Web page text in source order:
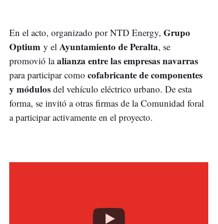
En el acto, organizado por NTD Energy, Grupo
Optium y el Ayuntamiento de Peralta, se
promovió laalianza entre las empresas navarras
para participar como cofabricante de componentes
y módulos del vehículo eléctrico urbano. De esta
forma, se invitó a otras firmas de la Comunidad foral
a participar activamente en el proyecto.